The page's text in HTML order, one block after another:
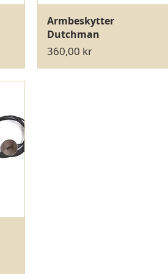
Hurtigvisning
Armbeskytter
Dutchman
Pris
360,00 kr